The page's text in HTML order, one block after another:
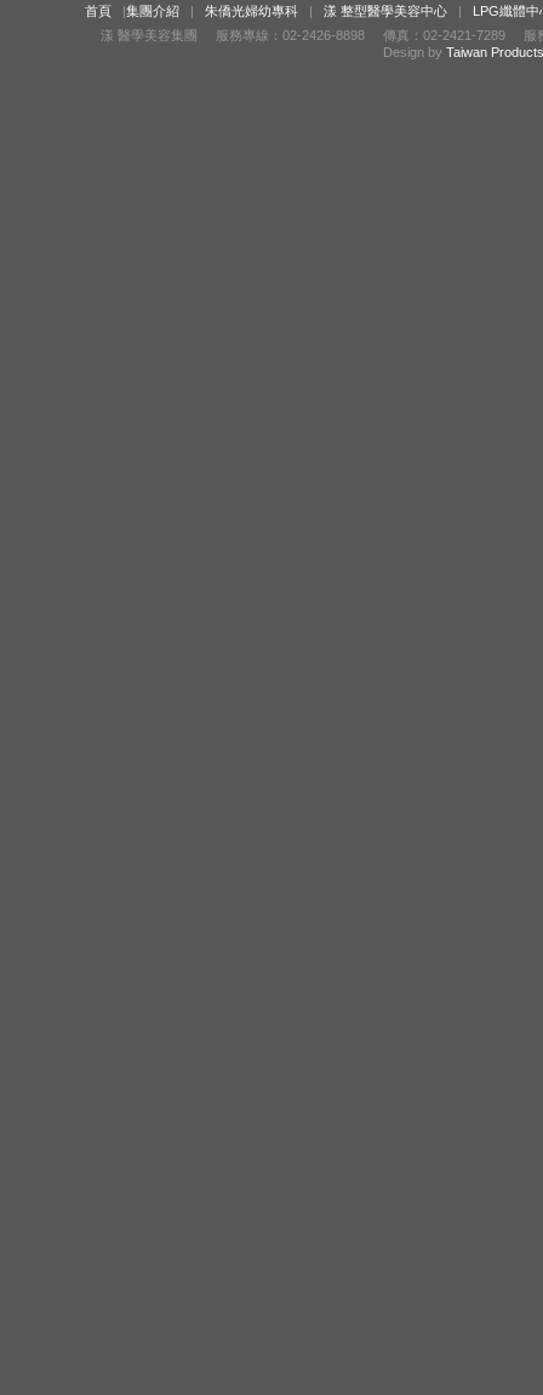
首頁 集團介紹| 朱僑光婦幼專科| 漾 整型醫學美容中心|
LPG纖體中
漾 醫學美容集團 服務專線：02-2426-8898 傳真：02-2421-7289 服
Design by Taiwan Products